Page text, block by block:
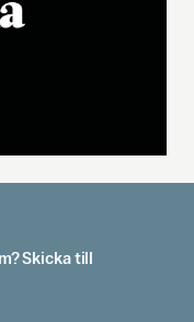
Skicka till